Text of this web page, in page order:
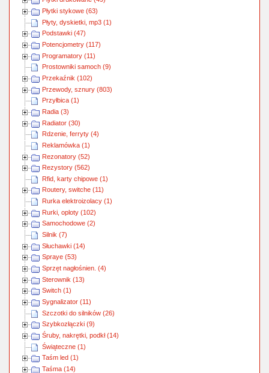
Płytki stykowe (63)
Płyty, dyskietki, mp3 (1)
Podstawki (47)
Potencjometry (117)
Programatory (11)
Prostowniki samoch (9)
Przekaźnik (102)
Przewody, sznury (803)
Przyłbica (1)
Radia (3)
Radiator (30)
Rdzenie, ferryty (4)
Reklamówka (1)
Rezonatory (52)
Rezystory (562)
Rfid, karty chipowe (1)
Routery, switche (11)
Rurka elektroizolacy (1)
Rurki, oploty (102)
Samochodowe (2)
Silnik (7)
Słuchawki (14)
Spraye (53)
Sprzęt nagłośnien. (4)
Sterownik (13)
Switch (1)
Sygnalizator (11)
Szczotki do silników (26)
Szybkozłączki (9)
Śruby, nakrętki, podkł (14)
Świąteczne (1)
Taśm led (1)
Taśma (14)